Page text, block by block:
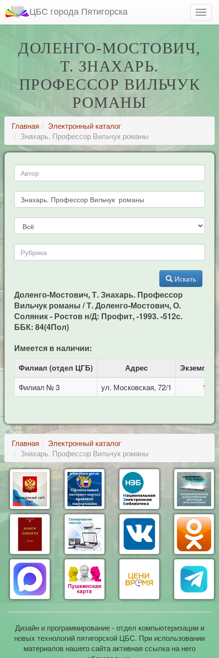
ЦБС города Пятигорска
ДОЛЕНГО-МОСТОВИЧ,
Т. ЗНАХАРЬ.
ПРОФЕССОР ВИЛЬЧУК
РОМАНЫ
Главная
Электронный каталог
Знахарь. Профессор Вильчук романы
Искать
Доленго-Мостович, Т. Знахарь. Профессор
Вильчук романы / Т. Доленго-Мостович, О.
Соляник - Ростов н/Д: Профит, -1993. -512c.
ББК: 84(4Пол)
Имеется в наличии:
Филиал (отдел ЦГБ) Адрес
Филиал № 3 ул. Московская, 72/1 1
Главная
Электронный каталог
Знахарь. Профессор Вильчук романы
Дизайн и программирование - отдел компьютеризации и
новых технологий пятигорской ЦБС. При использовании
материалов нашего сайта активная ссылка на него